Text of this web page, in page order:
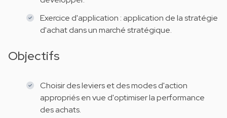
Exercice d'application : application de la stratégie
d'achat dans un marché stratégique.
Objectifs
Choisir des leviers et des modes d'action
appropriés en vue d'optimiser la performance
des achats.